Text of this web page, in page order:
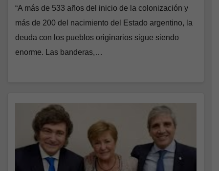
“A más de 533 años del inicio de la colonización y
más de 200 del nacimiento del Estado argentino, la
deuda con los pueblos originarios sigue siendo
enorme. Las banderas,…